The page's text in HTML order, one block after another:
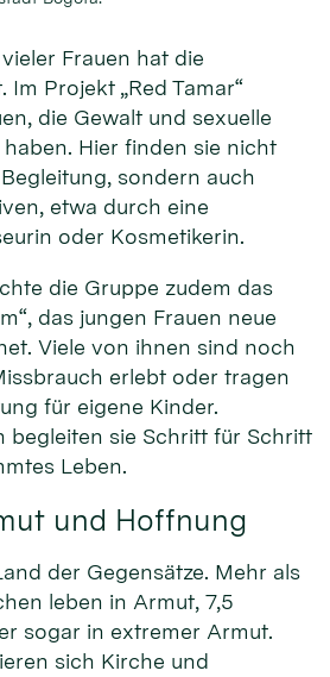
Frauen hat die
Projekt „Red Tamar“
die Gewalt und sexuelle
Hier finden sie nicht
sondern auch
etwa durch eine
oder Kosmetikerin.
die Gruppe zudem das
das jungen Frauen neue
Viele von ihnen sind noch
erlebt oder tragen
für eigene Kinder.
begleiten sie Schritt für Schritt
Leben.
und Hoffnung
der Gegensätze. Mehr als
leben in Armut, 7,5
sogar in extremer Armut.
sich Kirche und